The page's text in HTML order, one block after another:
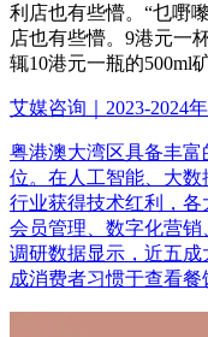
利店也有些懵。“乜嘢
店也有些懵。9港元一
辄10港元一瓶的500ml
艾媒咨询｜2023-2024
粤港澳大湾区具备丰
位。在人工智能、大
行业获得技术红利，各
会员管理、数字化营销
调研数据显示，近五
成消费者习惯于查看餐